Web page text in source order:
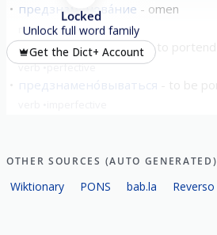
предзнаменова́ние omen
noun neuter
предзнамено́вывать
verb perfective
предзнамено́вываться
Locked
Unlock full word family
Get the Dict+ Account
OTHER SOURCES (AUTO GENERATED)
Wiktionary PONS bab.la Reverso